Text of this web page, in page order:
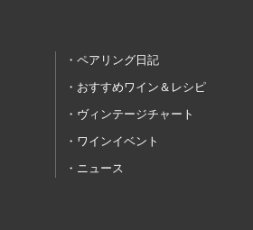
ペアリング日記
おすすめワイン＆レシピ
ヴィンテージチャート
ワインイベント
ニュース